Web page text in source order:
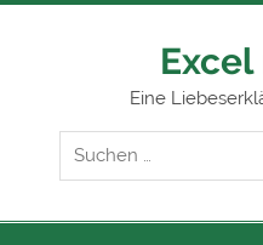
Zum
Eine